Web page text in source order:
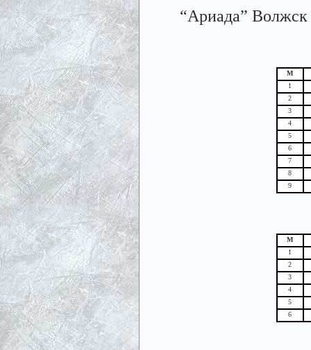
“Ариада”
М
1
2
3
4
5
6
7
8
9
М
1
2
3
4
5
6